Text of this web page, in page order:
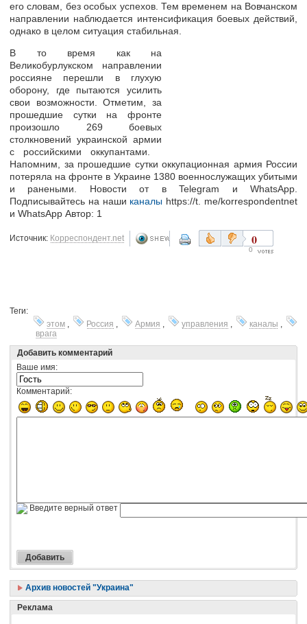
его словам, без особых успехов. Тем временем на Вовчанском
направлении наблюдается интенсификация боевых действий,
однако в целом ситуация стабильная.
В то время как на
Великобурлукском направлении
россияне перешли в глухую
оборону, где пытаются усилить
свои возможности. Отметим, за
прошедшие сутки на фронте
произошло 269 боевых
столкновений украинской армии
с российскими оккупантами.
Напомним, за прошедшие сутки оккупационная армия России
потеряла на фронте в Украине 1380 военнослужащих убитыми
и ранеными. Новости от в Telegram и WhatsApp.
Подписывайтесь на наши каналы https://t. me/korrespondentnet
и WhatsApp Автор: 1
Источник: Корреспондент.net 0
0
Теги:
этом
Россия Армия управления каналы
врага
Добавить комментарий
Ваше имя:
Комментарий:
Введите верный ответ
Архив новостей "Украина"
Реклама